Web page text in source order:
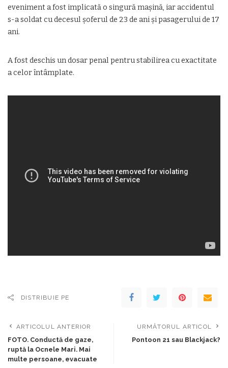
eveniment a fost implicată o singură mașină, iar accidentul
s-a soldat cu decesul șoferul de 23 de ani și pasagerului de 17
ani.
A fost deschis un dosar penal pentru stabilirea cu exactitate
a celor întâmplate.
DISTRIBUIE PE
ARTICOLUL ANTERIOR
FOTO. Conductă de gaze,
ruptă la Ocnele Mari. Mai
multe persoane, evacuate
URMĂTORUL ARTICOL
Pontoon 21 sau Blackjack?